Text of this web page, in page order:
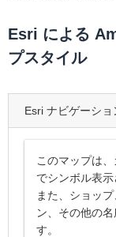
Esri による
プスタイル
Esri ナビゲーショ
このマップは
でシンボル表
また、ショッ
ン、その他の
す。